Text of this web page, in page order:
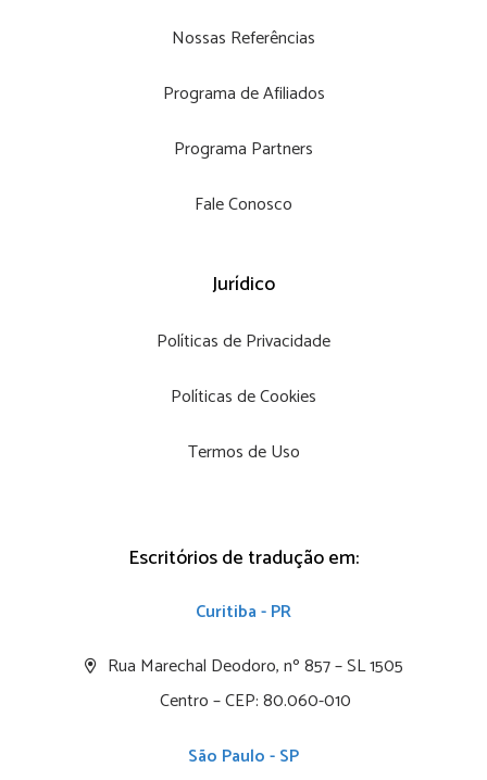
Nossas Referências
Programa de Afiliados
Programa Partners
Fale Conosco
Jurídico
Políticas de Privacidade
Políticas de Cookies
Termos de Uso
Escritórios de tradução em:
Curitiba - PR
Rua Marechal Deodoro, nº 857 – SL 1505
Centro – CEP: 80.060-010
São Paulo - SP